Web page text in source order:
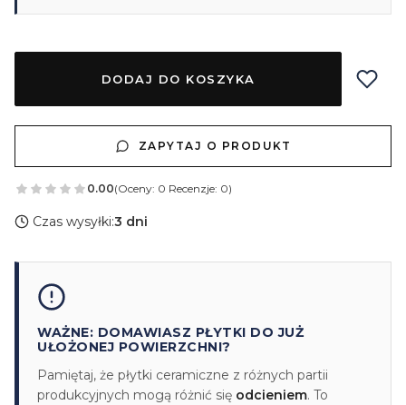
DODAJ DO KOSZYKA
ZAPYTAJ O PRODUKT
0.00(Oceny: 0 Recenzje: 0)
Czas wysyłki:3 dni
WAŻNE: DOMAWIASZ PŁYTKI DO JUŻ
UŁOŻONEJ POWIERZCHNI?
Pamiętaj, że płytki ceramiczne z różnych partii
produkcyjnych mogą różnić się odcieniem. To